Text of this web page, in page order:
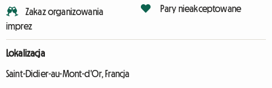
Zakaz organizowania
imprez
Pary nieakceptowane
Lokalizacja
Saint-Didier-au-Mont-d'Or, Francja